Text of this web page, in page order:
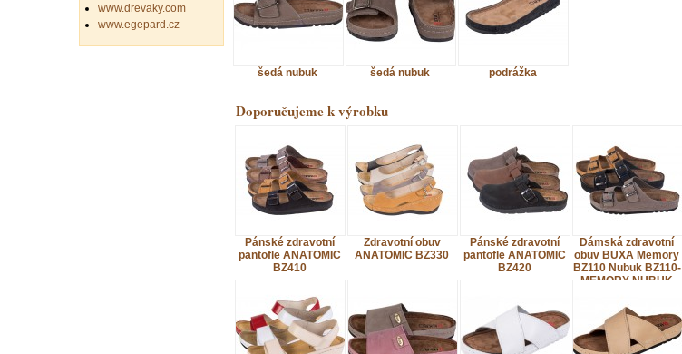
šedá nubuk šedá nubuk podrážka
Doporučujeme k výrobku
Pánské zdravotní
pantofle ANATOMIC
BZ410
Zdravotní obuv
ANATOMIC BZ330
Pánské zdravotní
pantofle ANATOMIC
BZ420
Dámská zdravotní
obuv BUXA Memory
BZ110 Nubuk BZ110-
MEMORY-NUBUK
www.drevaky.com
www.egepard.cz